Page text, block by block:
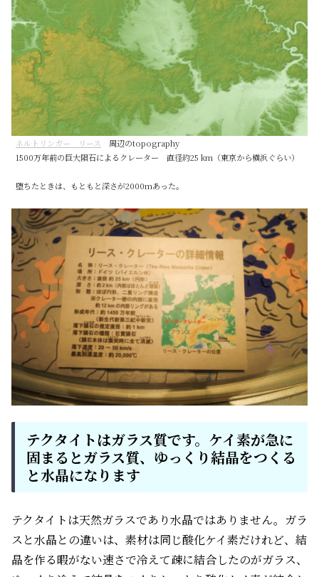
ネルトリンガー リース 周辺のtopography
1500万年前の巨大隕石によるクレーター 直径約25 km（東京から横浜ぐらい）
堕ちたときは、もともと深さが2000mあった。
テクタイトはガラス質です。ケイ素が急に
固まるとガラス質、ゆっくり結晶をつくる
と水晶になります
テクタイトは天然ガラスであり水晶ではありません。ガラ
スと水晶との違いは、素材は同じ酸化ケイ素だけれど、結
晶を作る暇がない速さで冷えて疎に結合したのがガラス、